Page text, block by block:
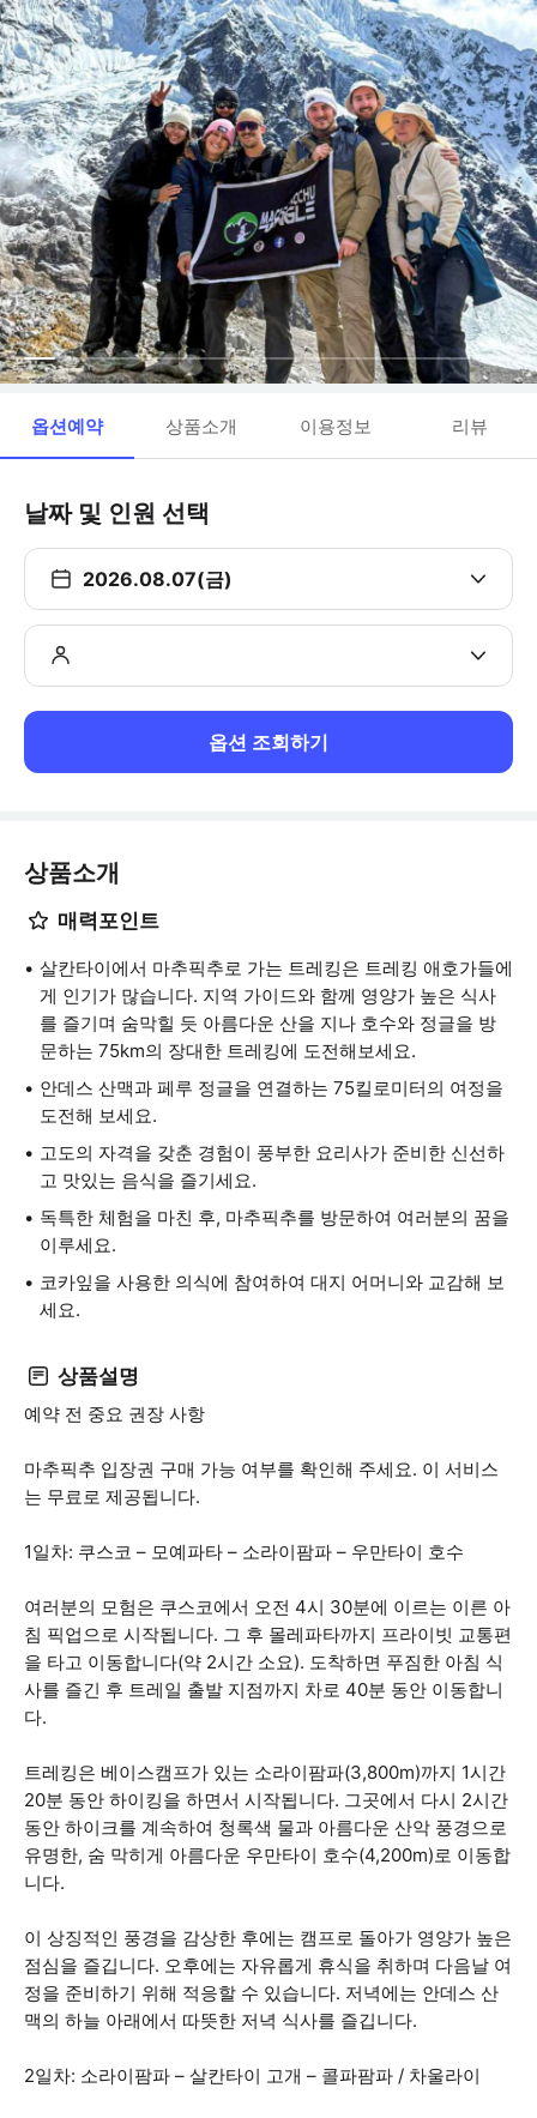
옵션예약 상품소개 이용정보 리뷰
날짜 및 인원 선택
2026.08.07(금)
옵션 조회하기
상품소개
매력포인트
살칸타이에서 마추픽추로 가는 트레킹은 트레킹 애호가들에
게 인기가 많습니다. 지역 가이드와 함께 영양가 높은 식사
를 즐기며 숨막힐 듯 아름다운 산을 지나 호수와 정글을 방
문하는 75km의 장대한 트레킹에 도전해보세요.
안데스 산맥과 페루 정글을 연결하는 75킬로미터의 여정을
도전해 보세요.
고도의 자격을 갖춘 경험이 풍부한 요리사가 준비한 신선하
고 맛있는 음식을 즐기세요.
독특한 체험을 마친 후, 마추픽추를 방문하여 여러분의 꿈을
이루세요.
코카잎을 사용한 의식에 참여하여 대지 어머니와 교감해 보
세요.
상품설명
예약 전 중요 권장 사항
마추픽추 입장권 구매 가능 여부를 확인해 주세요. 이 서비스
는 무료로 제공됩니다.
1일차: 쿠스코 – 모예파타 – 소라이팜파 – 우만타이 호수
여러분의 모험은 쿠스코에서 오전 4시 30분에 이르는 이른 아
침 픽업으로 시작됩니다. 그 후 몰레파타까지 프라이빗 교통편
을 타고 이동합니다(약 2시간 소요). 도착하면 푸짐한 아침 식
사를 즐긴 후 트레일 출발 지점까지 차로 40분 동안 이동합니
다.
트레킹은 베이스캠프가 있는 소라이팜파(3,800m)까지 1시간
20분 동안 하이킹을 하면서 시작됩니다. 그곳에서 다시 2시간
동안 하이크를 계속하여 청록색 물과 아름다운 산악 풍경으로
유명한, 숨 막히게 아름다운 우만타이 호수(4,200m)로 이동합
니다.
이 상징적인 풍경을 감상한 후에는 캠프로 돌아가 영양가 높은
점심을 즐깁니다. 오후에는 자유롭게 휴식을 취하며 다음날 여
정을 준비하기 위해 적응할 수 있습니다. 저녁에는 안데스 산
맥의 하늘 아래에서 따뜻한 저녁 식사를 즐깁니다.
2일차: 소라이팜파 – 살칸타이 고개 – 콜파팜파 / 차울라이